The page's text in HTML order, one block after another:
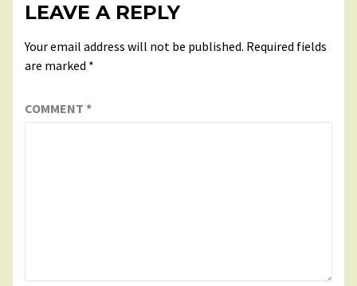
LEAVE A REPLY
Your email address will not be published. Required fields
are marked *
COMMENT *